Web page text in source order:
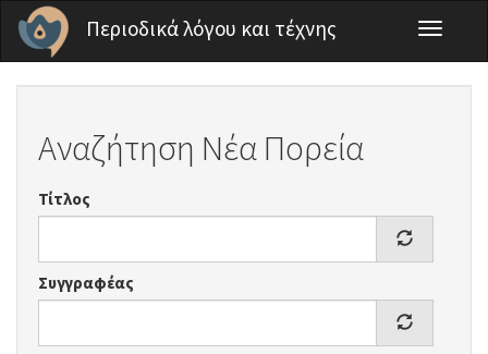
Παράκαμψη προς το κυρίως περιεχόμενο
Περιοδικά λόγου και τέχνης
Toggle
Αναζήτηση Νέα Πορεία
Τίτλος
Συγγραφέας